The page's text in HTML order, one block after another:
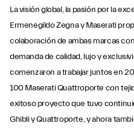
La visión global, la pasión por la
Ermenegildo Zegna y Maserati
colaboración de ambas marcas
demanda de calidad, lujo y
comenzaron a trabajar juntos en
100 Maserati Quattroporte con
exitoso proyecto que tuvo
Ghibli y Quattroporte, y ahora